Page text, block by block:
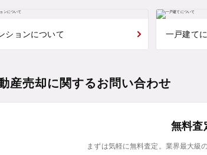
ションについて 一戸建て
産売却に関するお問い合わせ
無料査
まずは気軽に無料査定。業界最大級